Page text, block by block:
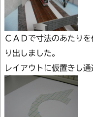
ＣＡＤで寸法のあたり
り出しました。
レイアウトに仮置きし